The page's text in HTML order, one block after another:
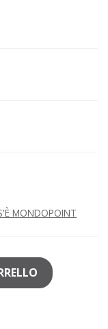
MONDOPOINT